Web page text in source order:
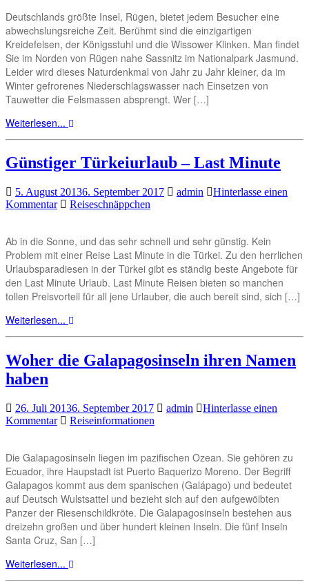
Deutschlands größte Insel, Rügen, bietet jedem Besucher eine
abwechslungsreiche Zeit. Berühmt sind die einzigartigen
Kreidefelsen, der Königsstuhl und die Wissower Klinken. Man findet
Sie im Norden von Rügen nahe Sassnitz im Nationalpark Jasmund.
Leider wird dieses Naturdenkmal von Jahr zu Jahr kleiner, da im
Winter gefrorenes Niederschlagswasser nach Einsetzen von
Tauwetter die Felsmassen absprengt. Wer […]
Weiterlesen...
Günstiger Türkeiurlaub – Last Minute
5. August 20136. September 2017 admin
Hinterlasse einen
Kommentar
Reiseschnäppchen
Ab in die Sonne, und das sehr schnell und sehr günstig. Kein
Problem mit einer Reise Last Minute in die Türkei. Zu den herrlichen
Urlaubsparadiesen in der Türkei gibt es ständig beste Angebote für
den Last Minute Urlaub. Last Minute Reisen bieten so manchen
tollen Preisvorteil für all jene Urlauber, die auch bereit sind, sich […]
Weiterlesen...
Woher die Galapagosinseln ihren Namen
haben
26. Juli 20136. September 2017 admin
Hinterlasse einen
Kommentar
Reiseinformationen
Die Galapagosinseln liegen im pazifischen Ozean. Sie gehören zu
Ecuador, ihre Haupstadt ist Puerto Baquerizo Moreno. Der Begriff
Galapagos kommt aus dem spanischen (Galápago) und bedeutet
auf Deutsch Wulstsattel und bezieht sich auf den aufgewölbten
Panzer der Riesenschildkröte. Die Galapagosinseln bestehen aus
dreizehn großen und über hundert kleinen Inseln. Die fünf Inseln
Santa Cruz, San […]
Weiterlesen...